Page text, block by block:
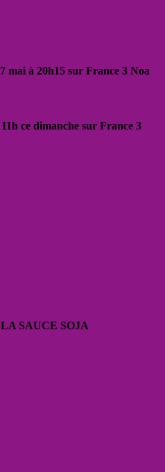
mai à 20h15 sur France 3 Noa
ce dimanche sur France 3
SAUCE SOJA